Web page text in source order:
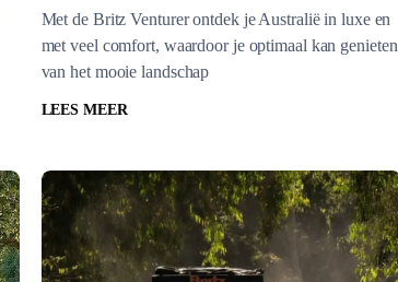
Met de Britz Venturer ontdek je Australië in luxe en
met veel comfort, waardoor je optimaal kan genieten
van het mooie landschap
LEES MEER